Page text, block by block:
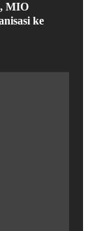
MIO
ke